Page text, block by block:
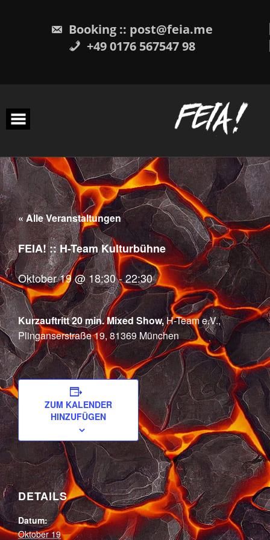
Booking :: post@feia.me
+49 0176 567547 98
« Alle Veranstaltungen
FEIA! :: H-Team Kulturbühne
Oktober 19 @ 18:30-22:30
Kurzauftritt 20 min. Mixed Show,H-Team e.V.,
Plinganserstraße 19, 81369 München
ZUM KALENDER
HINZUFÜGEN
DETAILS
Datum:
Oktober 19